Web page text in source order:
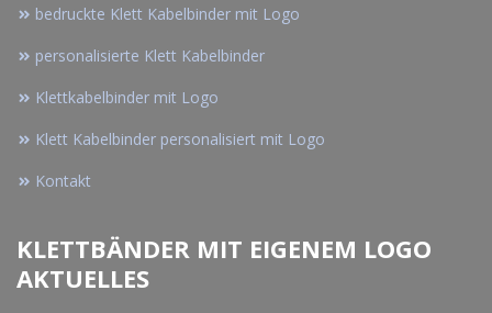
bedruckte Klett Kabelbinder mit Logo
personalisierte Klett Kabelbinder
Klettkabelbinder mit Logo
Klett Kabelbinder personalisiert mit Logo
Kontakt
KLETTBÄNDER MIT EIGENEM LOGO
AKTUELLES